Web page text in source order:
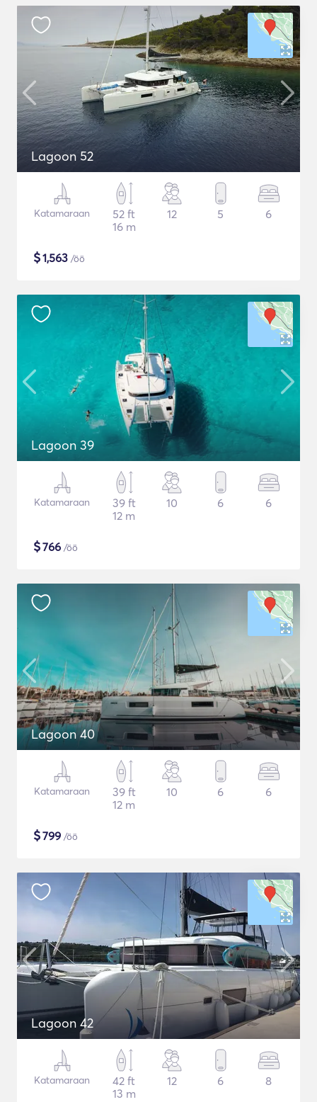
Lagoon 52
Katamaraan
52 ft
16 m
12 5 6
$1,563 /öö
Lagoon 39
Katamaraan
39 ft
12 m
10 6 6
$766 /öö
Lagoon 40
Katamaraan
39 ft
12 m
10 6 6
$799 /öö
Lagoon 42
Katamaraan
42 ft
13 m
12 6 8